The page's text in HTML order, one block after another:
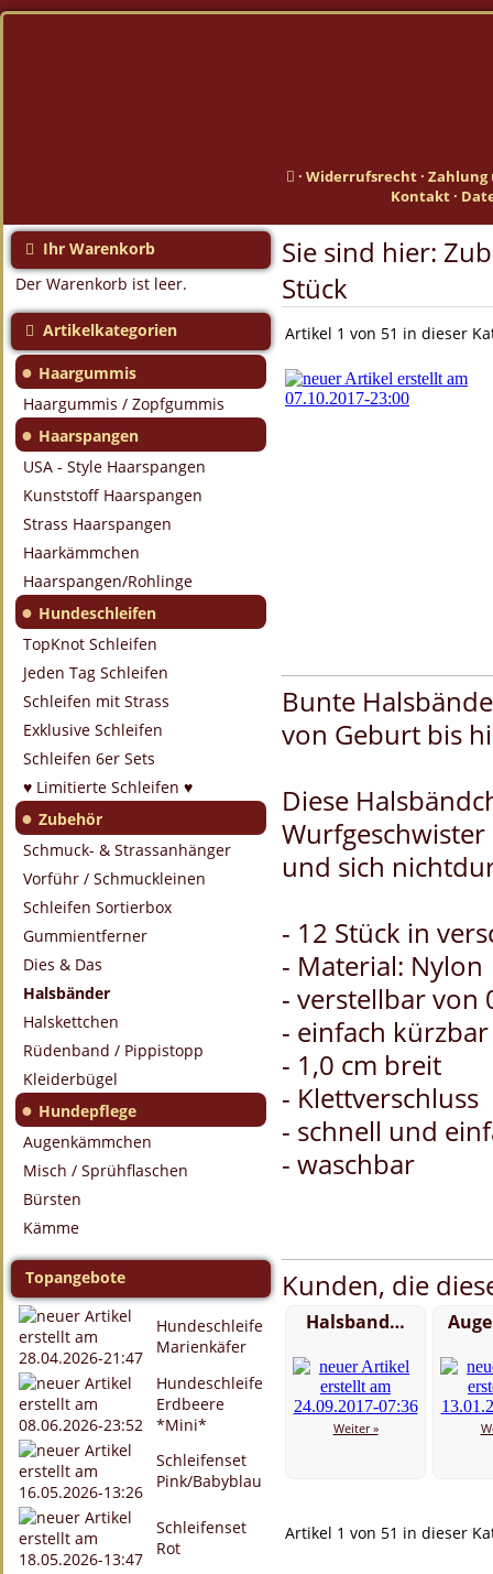
· Widerrufsrecht· Zahlung
Kontakt·
Ihr Warenkorb
Der Warenkorb ist leer.
Artikelkategorien
● Haargummis
Haargummis / Zopfgummis
● Haarspangen
USA - Style Haarspangen
Kunststoff Haarspangen
Strass Haarspangen
Haarkämmchen
Haarspangen/Rohlinge
● Hundeschleifen
TopKnot Schleifen
Jeden Tag Schleifen
Schleifen mit Strass
Exklusive Schleifen
Schleifen 6er Sets
♥ Limitierte Schleifen ♥
● Zubehör
Schmuck- & Strassanhänger
Vorführ / Schmuckleinen
Schleifen Sortierbox
Gummientferner
Dies & Das
Halsbänder
Halskettchen
Rüdenband / Pippistopp
Kleiderbügel
● Hundepflege
Augenkämmchen
Misch / Sprühflaschen
Bürsten
Kämme
Topangebote
Hundeschleife
Marienkäfer
Hundeschleife
Erdbeere
*Mini*
Schleifenset
Pink/Babyblau
Schleifenset
Rot
Sie sind hier:
Stück
Artikel 1 von 51 in dieser
Bunte
von Geburt bis
Diese
und sich
- 12 Stück in
- Material: Nylon
- verstellbar von
- einfach
- 1,0 cm breit
- Klettverschluss
- schnell und
- waschbar
Kunden, die
Halsband…
Weiter »
Artikel 1 von 51 in dieser